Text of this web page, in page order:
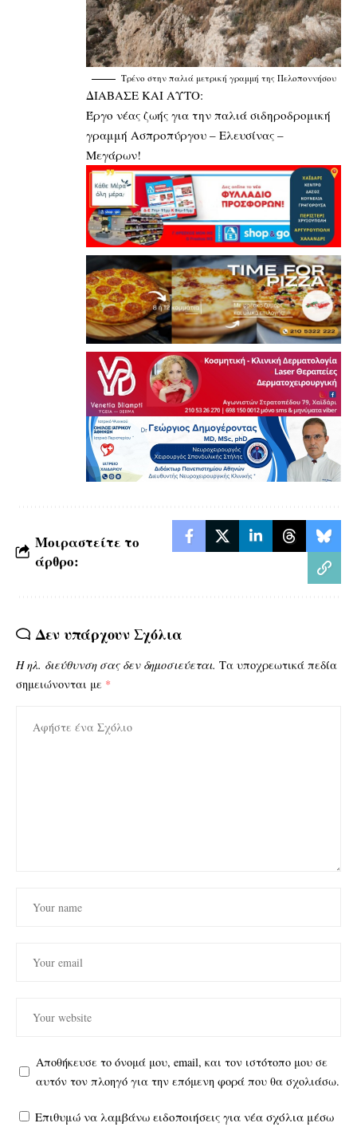
Τρένο στην παλιά μετρική γραμμή της Πελοποννήσου
ΔΙΑΒΑΣΕ ΚΑΙ ΑΥΤΟ:
Έργο νέας ζωής για την παλιά σιδηροδρομική
γραμμή Ασπροπύργου – Ελευσίνας –
Μεγάρων!
Μοιραστείτε το
άρθρο:
Δεν υπάρχουν Σχόλια
Η ηλ. διεύθυνση σας δεν δημοσιεύεται. Τα υποχρεωτικά πεδία
σημειώνονται με *
Αποθήκευσε το όνομά μου, email, και τον ιστότοπο μου σε
αυτόν τον πλοηγό για την επόμενη φορά που θα σχολιάσω.
Επιθυμώ να λαμβάνω ειδοποιήσεις για νέα σχόλια μέσω